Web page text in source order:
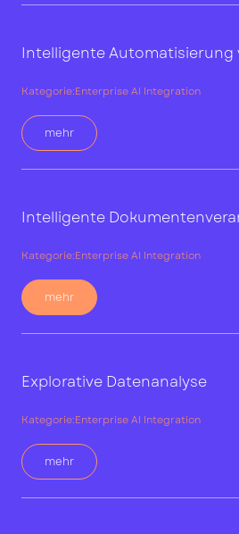
Intelligente Automatisierung
Kategorie:Enterprise AI Integration
mehr
Intelligente
Kategorie:Enterprise AI Integration
mehr
Explorative Datenanalyse
Kategorie:Enterprise AI Integration
mehr